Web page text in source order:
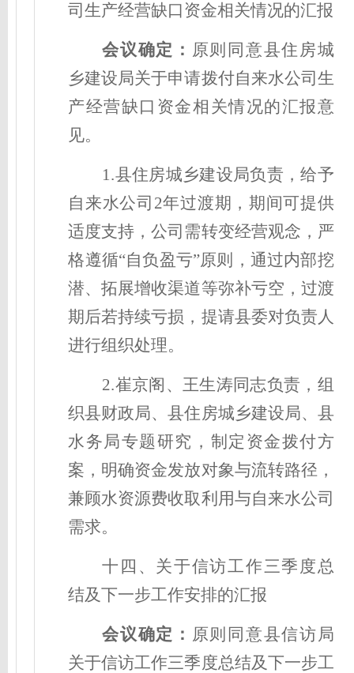
司生产经营缺口资金相关情况的汇报
会议确定 ： 原则同意县住房城
乡建设局关于申请拨付自来水公司生
产经营缺口资金相关情况的汇报意
见。
1.县住房城乡建设局负责，给予
自来水公司2年过渡期，期间可提供
适度支持，公司需转变经营观念，严
格遵循“自负盈亏”原则，通过内部挖
潜、拓展增收渠道等弥补亏空，过渡
期后若持续亏损，提请县委对负责人
进行组织处理。
2.崔京阁、王生涛同志负责，组
织县财政局、县住房城乡建设局、县
水务局专题研究，制定资金拨付方
案，明确资金发放对象与流转路径，
兼顾水资源费收取利用与自来水公司
需求。
十四、关于信访工作三季度总
结及下一步工作安排的汇报
会议确定 ： 原则同意县信访局
关于信访工作三季度总结及下一步工